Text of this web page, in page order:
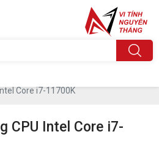
Core i7-11700K
CPU Intel Core i7-